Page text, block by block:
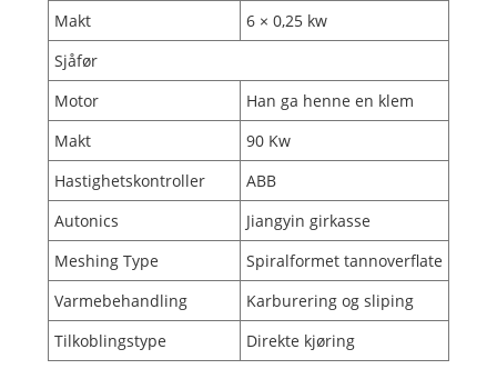
Makt
6 × 0,25 kw
Sjåfør
Motor
Han ga henne en klem
Makt
90 Kw
Hastighetskontroller
ABB
Autonics
Jiangyin girkasse
Meshing Type
Spiralformet tannoverflate
Varmebehandling
Karburering og sliping
Tilkoblingstype
Direkte kjøring